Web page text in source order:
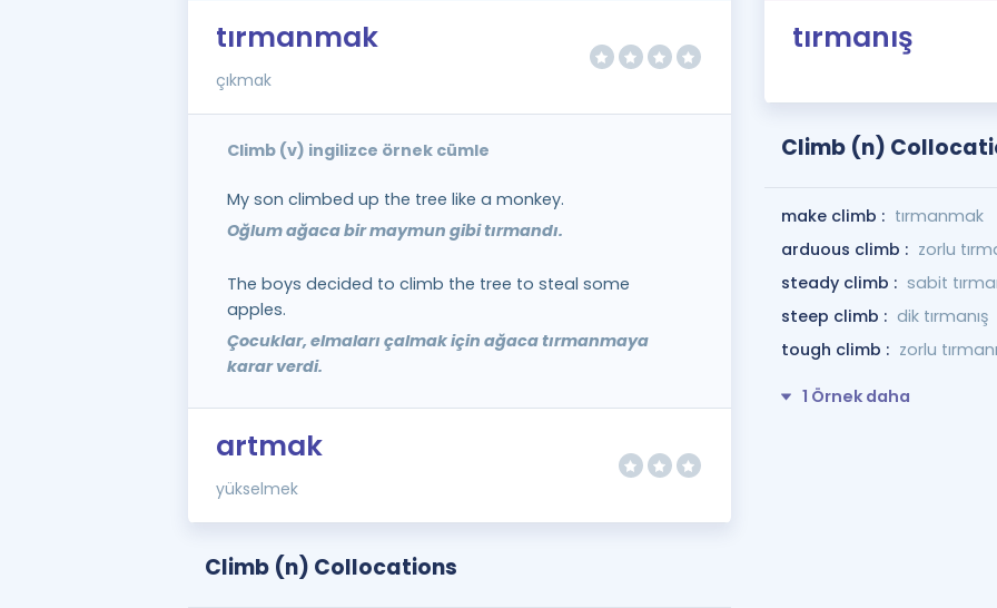
tırmanmak
çıkmak
Climb (v) ingilizce örnek cümle
My son climbed up the tree like a monkey.
Oğlum ağaca bir maymun gibi tırmandı.
The boys decided to climb the tree to steal some
apples.
Çocuklar, elmaları çalmak için ağaca tırmanmaya
karar verdi.
artmak
yükselmek
Climb (n) Collocations
tırmanış
Climb (n)
make climb : tırmanmak
arduous climb : zorlu
steady climb : sabit
steep climb : dik tırmanış
tough climb : zorlu
1 Örnek daha